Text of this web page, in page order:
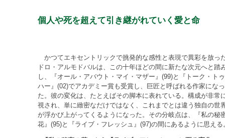
個人や死を超えて引き継がれていく愛と命
かつてエキセントリックで挑発的な感性と表現で異彩を放っ
ドロ・アルモドバルは、この十年ほどの間に新たな次元へと踏
し、『オール・アバウト・マイ・マザー』(99)と『トーク・ト
ハー』(02)でアカデミー賞も受賞し、巨匠と呼ばれる作家になっ
た。彼の変化は、たとえばその脚本に表れている。構成が非常
視され、単に緻密なだけではなく、これまでとは違う独自の世
が浮かび上がってくるようになった。その分岐点は、『私の秘
花』(95)と『ライブ・フレッシュ』(97)の間にあるように思える